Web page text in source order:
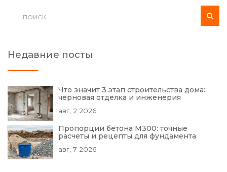
Недавние посты
Что значит 3 этап строительства дома:
черновая отделка и инженерия
авг, 2 2026
Пропорции бетона М300: точные
расчеты и рецепты для фундамента
авг, 7 2026